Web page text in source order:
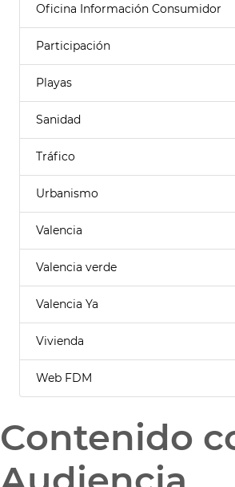
Oficina Información Consumidor
Participación
Playas
Sanidad
Tráfico
Urbanismo
Valencia
Valencia verde
Valencia Ya
Vivienda
Web FDM
Contenido